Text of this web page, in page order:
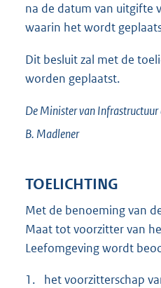
na de datum van uitgifte
waarin het wordt
Dit besluit zal met de
worden geplaatst.
De Minister van
B. Madlener
TOELICHTING
Met de benoeming van
Maat tot voorzitter van
Leefomgeving wordt
1.
het voorzitterschap